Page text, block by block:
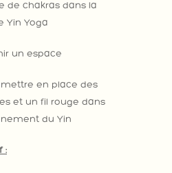
de chakras dans la
Yin Yoga
un espace
en place des
et un fil rouge dans
du Yin
: